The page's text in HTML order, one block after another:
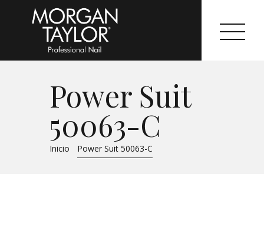
Power Suit
50063-C
Inicio Power Suit 50063-C
Morgan Taylor®
Sistemas Profesionales
Cartas de Color